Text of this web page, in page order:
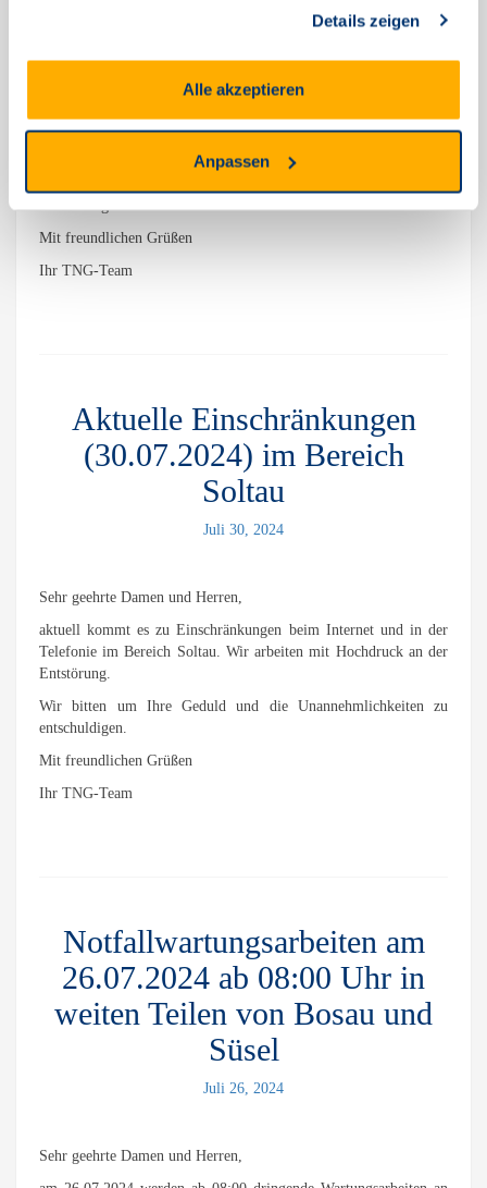
Details zeigen
Alle akzeptieren
Anpassen
Telefonie im Bereich Hessen. Wir arbeiten mit Hochdruck an der
Mit freundlichen Grüßen
Ihr TNG-Team
Aktuelle Einschränkungen
(30.07.2024) im Bereich
Soltau
Juli 30, 2024
Sehr geehrte Damen und Herren,
aktuell kommt es zu Einschränkungen beim Internet und in der
Telefonie im Bereich Soltau. Wir arbeiten mit Hochdruck an der
Entstörung.
Wir bitten um Ihre Geduld und die Unannehmlichkeiten zu
entschuldigen.
Mit freundlichen Grüßen
Ihr TNG-Team
Notfallwartungsarbeiten am
26.07.2024 ab 08:00 Uhr in
weiten Teilen von Bosau und
Süsel
Juli 26, 2024
Sehr geehrte Damen und Herren,